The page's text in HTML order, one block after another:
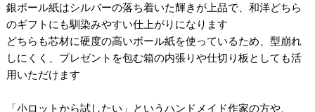
銀ボール紙はシルバーの落ち着いた輝きが上品で、和洋どちら
のギフトにも馴染みやすい仕上がりになります
どちらも芯材に硬度の高いボール紙を使っているため、型崩れ
しにくく、プレゼントを包む箱の内張りや仕切り板としても活
用いただけます
「小ロットから試したい」というハンドメイド作家の方や、